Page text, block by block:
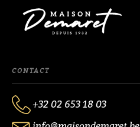
CONTACT
+32 02 653 18 03